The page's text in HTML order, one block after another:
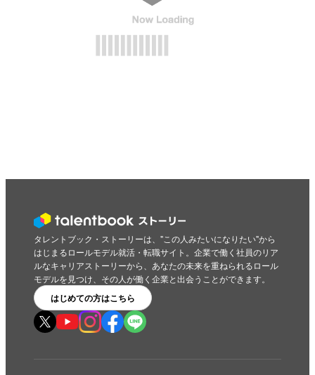
タレントブック・ストーリーは、"この人みたいになりたい"から
はじまるロールモデル就活・転職サイト。企業で働く社員のリア
ルなキャリアストーリーから、あなたの未来を重ねられるロール
モデルを見つけ、その人が働く企業と出会うことができます。
はじめての方はこちら